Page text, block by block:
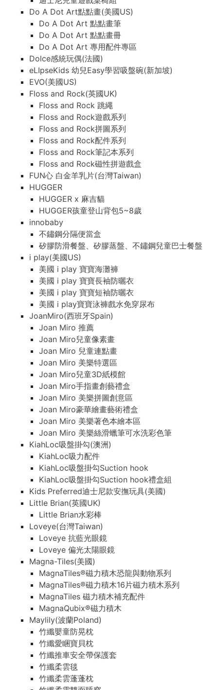
Do A Dot Art點點畫(美國US)
Do A Dot Art 點點畫筆
Do A Dot Art 點點畫冊
Do A Dot Art 專用配件專區
Dolce感統玩偶(法國)
eLIpseKids 幼兒Easy學習吸盤碗(新加坡)
EVO(美國US)
Floss and Rock(英國UK)
Floss and Rock 跳繩
Floss and Rock遊戲系列
Floss and Rock拼圖系列
Floss and Rock配件系列
Floss and Rock筆記本系列
Floss and Rock磁性拼遊戲盒
FUN心 白金羊乳片(台灣Taiwan)
HUGGER
HUGGER x 麻吉貓
HUGGER孩童登山背包5~8歲
innobaby
不鏽鋼分隔便當盒
矽膠防滑餐盤、矽膠蒸盤、不鏽鋼兒童巴士餐盤
i play(美國US)
美國 i play 寶寶海灘褲
美國 i play 寶寶長袖防曬衣
美國 i play 寶寶短袖防曬衣
美國 i play寶寶泳褲戲水免穿尿布
JoanMiro(西班牙Spain)
Joan Miro 推薦
Joan Miro兒童像素畫
Joan Miro 兒童連點畫
Joan Miro 美樂特選區
Joan Miro兒童3D紙模館
Joan Miro手指畫創藝禮盒
Joan Miro 美樂拼圖創意區
Joan Miro豪華繪畫藝術禮盒
Joan Miro 美樂著色本繪本區
Joan Miro 美樂絲滑蠟筆可水洗彩色筆
KiahLoc吸盤掛勾(澳洲)
KiahLoc吸力配件
KiahLoc吸盤掛勾Suction hook
KiahLoc吸盤掛勾Suction hook禮盒組
Kids Preferred迪士尼款安撫玩具(美國)
Little Brian(英國UK)
Little Brian水彩棒
Loveye(台灣Taiwan)
Loveye 抗藍光眼鏡
Loveye 偏光太陽眼鏡
Magna-Tiles(美國)
MagnaTiles®磁力積木恐龍與動物系列
MagnaTiles®磁力積木16片磁力積木系列
MagnaTiles 磁力積木補充配件
MagnaQubix®磁力積木
Maylily(波蘭Poland)
竹纖嬰童防晃枕
竹纖愛睏寶貝枕
竹纖推車安全帶保護套
竹纖柔雲毯
竹纖柔雲蓬蓬枕